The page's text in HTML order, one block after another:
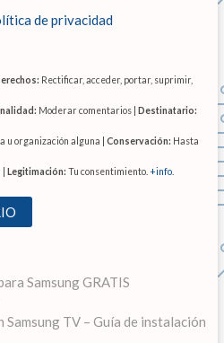
de privacidad
Rectificar, acceder, portar, suprimir,
Moderar comentarios | Destinatario:
u organización alguna | Conservación: Hasta
Legitimación: Tu consentimiento. +info.
Samsung GRATIS
Samsung TV – Guía de instalación